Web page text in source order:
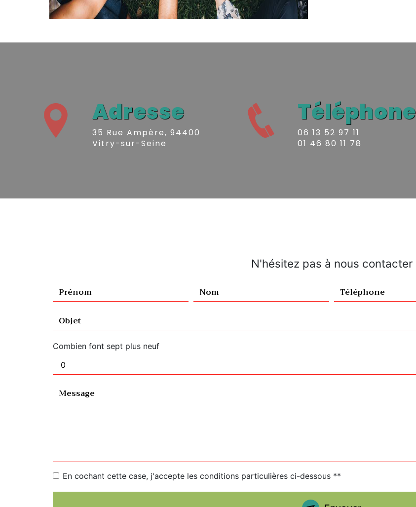
Adresse
35 Rue Ampère, 94400
Vitry-sur-Seine
Téléphone
06 13 52 97 11
01 46 80 11 78
N'hésitez pas à nous contacter
Combien font sept plus neuf
En cochant cette case, j'accepte les conditions particulières ci-dessous **